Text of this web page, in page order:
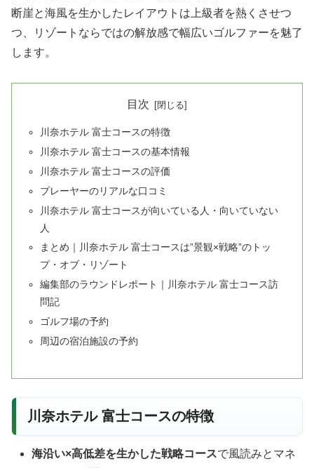
断崖と海風を生かしたレイアウトは上級者を熱くさせつ
つ、リゾートならではの解放感で幅広いゴルファーを魅了
します。
目次
川奈ホテル 富士コースの特徴
川奈ホテル 富士コースの基本情報
川奈ホテル 富士コースの評価
プレーヤーのリアルな口コミ
川奈ホテル 富士コースが向いている人・向いていない
人
まとめ｜川奈ホテル 富士コースは”景観×戦略”のトッ
プ・オブ・リゾート
編集部のラウンドレポート｜川奈ホテル 富士コース訪
問記
ゴルフ場の予約
周辺の宿泊施設の予約
川奈ホテル 富士コースの特徴
海沿い×高低差を生かした戦略コースで風読みとマネ